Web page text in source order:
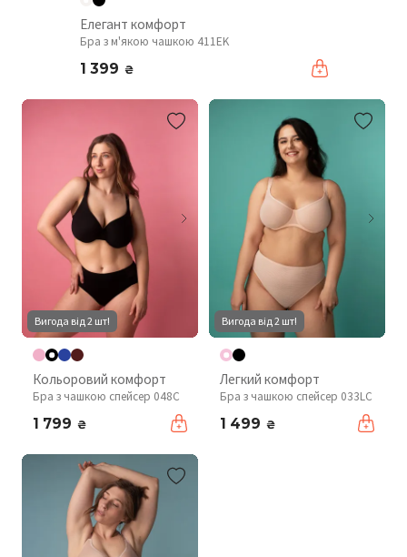
Елегант комфорт
Бра з м'якою чашкою 411EK
1 399 ₴
Вигода від 2 шт!
Кольоровий комфорт
Бра з чашкою спейсер 048C
1 799 ₴
Вигода від 2 шт!
Легкий комфорт
Бра з чашкою спейсер 033LC
1 499 ₴